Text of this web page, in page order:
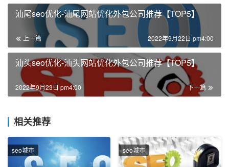
汕尾seo优化-汕尾网站优化外包公司推荐【TOP5】
上一篇 2022年9月22日 pm4:00
汕头seo优化-汕头网站优化外包公司推荐【TOP5】
下一篇
2022年9月23日 pm4:00
相关推荐
seo城市 seo城市